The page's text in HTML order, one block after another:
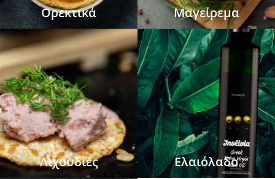
Ορεκτικά Μαγείρεμα
Λιχουδιές Ελαιόλαδο